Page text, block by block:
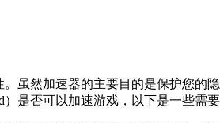
虽然加速器的主要目的是保护您的
是否可以加速游戏，以下是一些需要